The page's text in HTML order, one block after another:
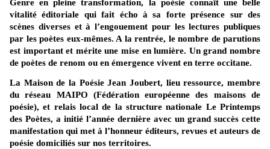
Genre en pleine transformation, la poésie connaît une belle
vitalité éditoriale qui fait écho à sa forte présence sur des
scènes diverses et à l’engouement pour les lectures publiques
par les poètes eux-mêmes. A la rentrée, le nombre de parutions
est important et mérite une mise en lumière. Un grand nombre
de poètes de renom ou en émergence vivent en terre occitane.
La Maison de la Poésie Jean Joubert, lieu ressource, membre
du réseau MAIPO (Fédération européenne des maisons de
poésie), et relais local de la structure nationale Le Printemps
des Poètes, a initié l’année dernière avec un grand succès cette
manifestation qui met à l’honneur éditeurs, revues et auteurs de
poésie domiciliés sur nos territoires.